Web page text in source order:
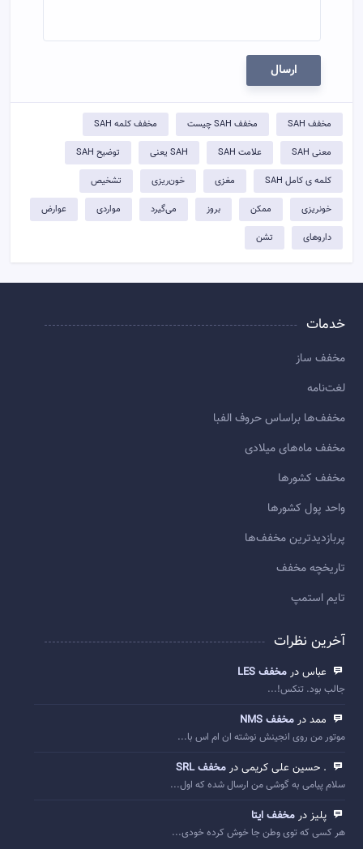
ارسال
مخفف SAH مخفف SAH چیست مخفف کلمه SAH
معنی SAH علامت SAH SAH یعنی توضيح SAH
کلمه ی کامل SAH مغزی خون‌ریزی تشخیص
خونریزی ممکن بروز می‌گیرد مواردی عوارض
داروهای تشن
خدمات
مخفف ساز
لغت‌نامه
مخفف‌ها براساس حروف الفبا
مخفف ماه‌های میلادی
مخفف کشورها
واحد پول کشورها
پربازديدترين مخفف‌ها
تاريخچه مخفف
تایم استمپ
آخرین نظرات
عباس در مخفف LES
جالب بود. تنکس!...
ممد در مخفف NMS
موتور من روی انجینش نوشته ان ام اس با...
. حسین علی کریمی در مخفف SRL
سلام پیامی به گوشی من ارسال شده که اول...
پلیز در مخفف ایتا
هر کسی که توی وطن جا خوش کرده خودی...